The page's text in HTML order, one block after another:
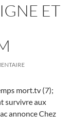
ET
mort.tv (7);
survivre aux
annonce Chez